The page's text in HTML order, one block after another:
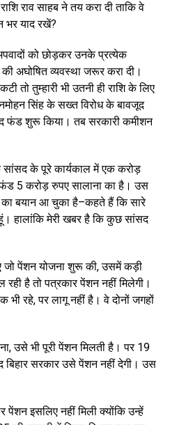
राव साहब ने तय करा दी ताकि वे
भर याद रखें?
को छोड़कर उनके प्रत्येक
अघोषित व्यवस्था जरूर करा दी।
तो तुम्हारी भी उतनी ही राशि के लिए
सिंह के सख्त विरोध के बावजूद
फंड शुरू किया। तब सरकारी कमीशन
सांसद के पूरे कार्यकाल में एक करोड़
5 करोड़ रुपए सालाना का है। उस
का बयान आ चुका है–कहते हैं कि सारे
हालांकि मेरी खबर है कि कुछ सांसद
जो पेंशन योजना शुरू की, उसमें कड़ी
रही है तो पत्रकार पेंशन नहीं मिलेगी।
भी रहे, पर लागू नहीं है। वे दोनों जगहों
उसे भी पूरी पेंशन मिलती है। पर 19
सरकार उसे पेंशन नहीं देगी। उस
पेंशन इसलिए नहीं मिली क्योंकि उन्हें